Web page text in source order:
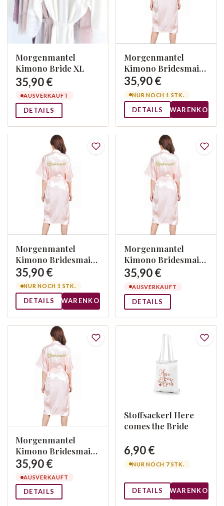
Morgenmantel
Kimono Bride XL
35,90 €
AUSVERKAUFT
DETAILS
Morgenmantel
Kimono Bridesmaid
L
35,90 €
NUR NOCH 1 STK.
DETAILS WARENKORB
Morgenmantel
Kimono Bridesmaid
M
35,90 €
NUR NOCH 1 STK.
DETAILS WARENKORB
Morgenmantel
Kimono Bridesmaid
S
35,90 €
AUSVERKAUFT
DETAILS
Morgenmantel
Kimono Bridesmaid
XL
35,90 €
AUSVERKAUFT
DETAILS
Stoffsackerl Here
comes the Bride
6,90 €
NUR NOCH 7 STK.
DETAILS WARENKORB